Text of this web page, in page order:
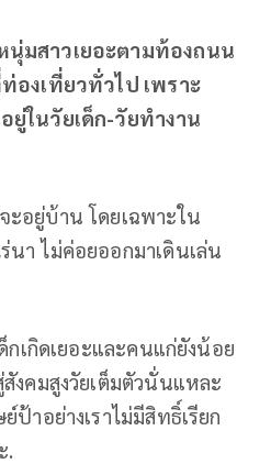
นุ่มสาวเยอะตามท้องถนน
องเที่ยวทั่วไป เพราะ
ยู่ในวัยเด็ก-วัยทำงาน
อยู่บ้าน โดยเฉพาะใน
า ไม่ค่อยออกมาเดินเล่น
กเกิดเยอะและคนแก่ยังน้อย
งคมสูงวัยเต็มตัวนั่นแหละ
าอย่างเราไม่มีสิทธิ์เรียก
.